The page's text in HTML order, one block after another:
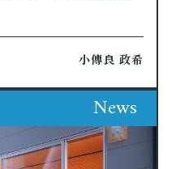
小傳良 政希
News